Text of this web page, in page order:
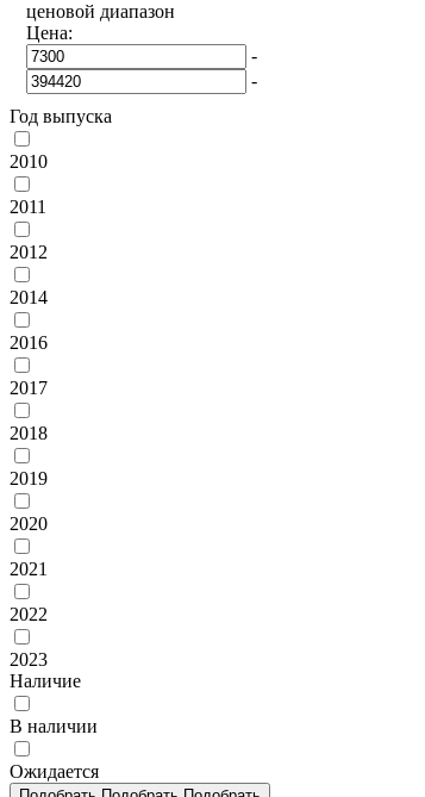
ценовой диапазон
Цена:
-
-
Год выпуска
2010
2011
2012
2014
2016
2017
2018
2019
2020
2021
2022
2023
Наличие
В наличии
Ожидается